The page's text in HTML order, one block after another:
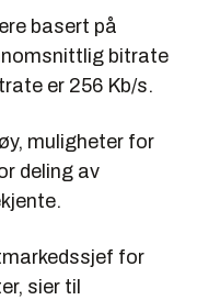
basert på
bitrate
er 256 Kb/s.
muligheter for
deling av
for
sier til